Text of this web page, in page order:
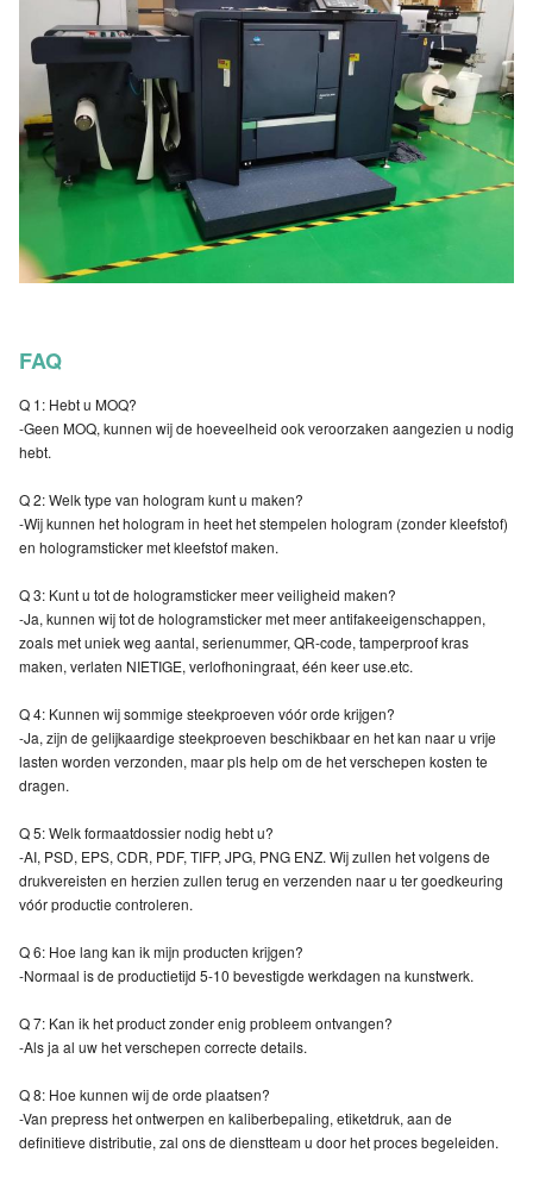
FAQ
Q 1: Hebt u MOQ?
-Geen MOQ, kunnen wij de hoeveelheid ook veroorzaken aangezien u nodig
hebt.
Q 2: Welk type van hologram kunt u maken?
-Wij kunnen het hologram in heet het stempelen hologram (zonder kleefstof)
en hologramsticker met kleefstof maken.
Q 3: Kunt u tot de hologramsticker meer veiligheid maken?
-Ja, kunnen wij tot de hologramsticker met meer antifakeeigenschappen,
zoals met uniek weg aantal, serienummer, QR-code, tamperproof kras
maken, verlaten NIETIGE, verlofhoningraat, één keer use.etc.
Q 4: Kunnen wij sommige steekproeven vóór orde krijgen?
-Ja, zijn de gelijkaardige steekproeven beschikbaar en het kan naar u vrije
lasten worden verzonden, maar pls help om de het verschepen kosten te
dragen.
Q 5: Welk formaatdossier nodig hebt u?
-AI, PSD, EPS, CDR, PDF, TIFP, JPG, PNG ENZ. Wij zullen het volgens de
drukvereisten en herzien zullen terug en verzenden naar u ter goedkeuring
vóór productie controleren.
Q 6: Hoe lang kan ik mijn producten krijgen?
-Normaal is de productietijd 5-10 bevestigde werkdagen na kunstwerk.
Q 7: Kan ik het product zonder enig probleem ontvangen?
-Als ja al uw het verschepen correcte details.
Q 8: Hoe kunnen wij de orde plaatsen?
-Van prepress het ontwerpen en kaliberbepaling, etiketdruk, aan de
definitieve distributie, zal ons de dienstteam u door het proces begeleiden.